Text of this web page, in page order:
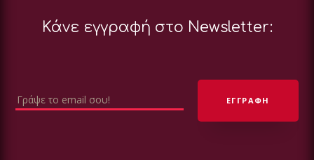
Κάνε εγγραφή στο Newsletter: